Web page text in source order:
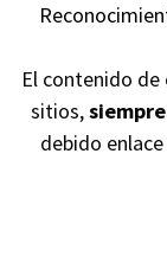
El contenido
sitios,
debido